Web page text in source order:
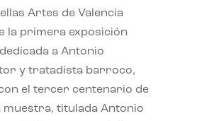
Artes de Valencia
la primera exposición
a Antonio
y tratadista barroco,
el tercer centenario de
muestra, titulada Antonio